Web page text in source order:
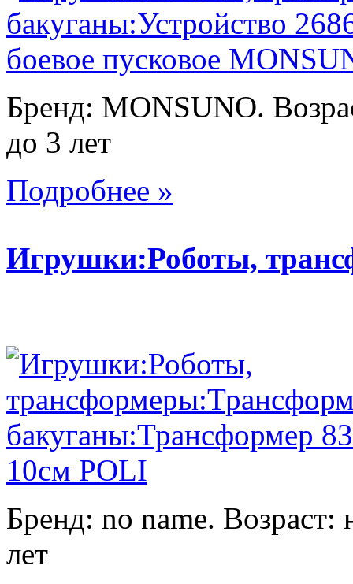
Бренд: MONSUNO.
до 3 лет
Подробнее »
Игрушки:Роботы,
Бренд: no name. Возраст:
лет